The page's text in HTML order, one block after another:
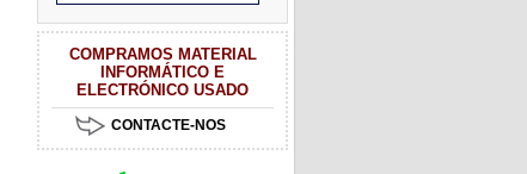
COMPRAMOS MATERIAL
INFORMÁTICO E
ELECTRÓNICO USADO
CONTACTE-NOS